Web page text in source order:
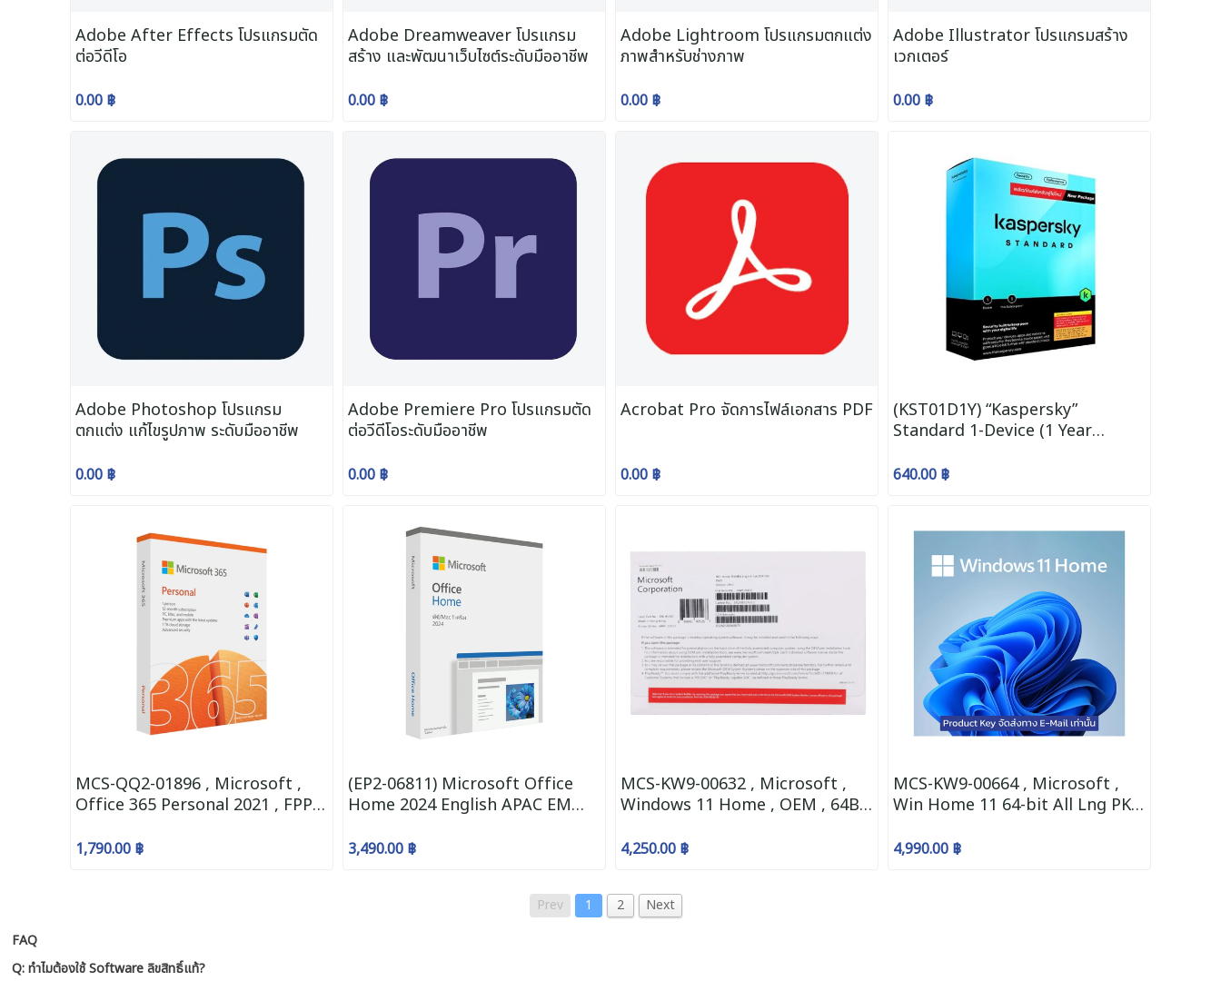
Adobe After Effects โปรแกรมตัด
ต่อวีดีโอ
0.00 ฿
Adobe Dreamweaver โปรแกรม
สร้าง และพัฒนาเว็บไซต์ระดับมืออาชีพ
0.00 ฿
Adobe Lightroom โปรแกรมตกแต่ง
ภาพสำหรับช่างภาพ
0.00 ฿
Adobe Illustrator โปรแกรมสร้าง
เวกเตอร์
0.00 ฿
Adobe Photoshop โปรแกรม
ตกแต่ง แก้ไขรูปภาพ ระดับมืออาชีพ
0.00 ฿
Adobe Premiere Pro โปรแกรมตัด
ต่อวีดีโอระดับมืออาชีพ
0.00 ฿
Acrobat Pro จัดการไฟล์เอกสาร PDF
0.00 ฿
(KST01D1Y) “Kaspersky”
Standard 1-Device (1 Year
640.00 ฿
MCS-QQ2-01896 , Microsoft ,
Office 365 Personal 2021 , FPP ,
1YR APAC EM Medialess P10
1,790.00 ฿
(EP2-06811) Microsoft Office
Home 2024 English APAC EM
3,490.00 ฿
MCS-KW9-00632 , Microsoft ,
Windows 11 Home , OEM , 64Bit
4,250.00 ฿
MCS-KW9-00664 , Microsoft ,
Win Home 11 64-bit All Lng PK
4,990.00 ฿
Prev 1 2
Next
FAQ
Q: ทำไมต้องใช้ Software ลิขสิทธิ์แท้?